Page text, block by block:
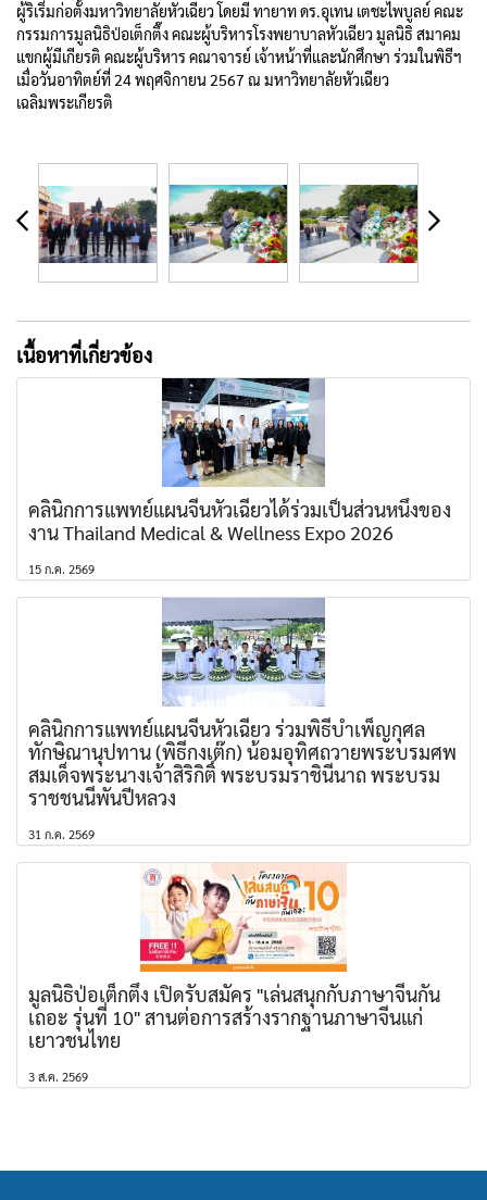
ผู้ริเริ่มก่อตั้งมหาวิทยาลัยหัวเฉียว โดยมี ทายาท ดร.อุเทน เตชะไพบูลย์ คณะ
กรรมการมูลนิธิป่อเต็กตึ๊ง คณะผู้บริหารโรงพยาบาลหัวเฉียว มูลนิธิ สมาคม
แขกผู้มีเกียรติ คณะผู้บริหาร คณาจารย์ เจ้าหน้าที่และนักศึกษา ร่วมในพิธีฯ
เมื่อวันอาทิตย์ที่ 24 พฤศจิกายน 2567 ณ มหาวิทยาลัยหัวเฉียว
เฉลิมพระเกียรติ
เนื้อหาที่เกี่ยวข้อง
คลินิกการแพทย์แผนจีนหัวเฉียวได้ร่วมเป็นส่วนหนึ่งของ
งาน Thailand Medical & Wellness Expo 2026
15 ก.ค. 2569
คลินิกการแพทย์แผนจีนหัวเฉียว ร่วมพิธีบำเพ็ญกุศล
ทักษิณานุปทาน (พิธีกงเต๊ก) น้อมอุทิศถวายพระบรมศพ
สมเด็จพระนางเจ้าสิริกิติ์ พระบรมราชินีนาถ พระบรม
ราชชนนีพันปีหลวง
31 ก.ค. 2569
มูลนิธิป่อเต็กตึ๊ง เปิดรับสมัคร "เล่นสนุกกับภาษาจีนกัน
เถอะ รุ่นที่ 10" สานต่อการสร้างรากฐานภาษาจีนแก่
เยาวชนไทย
3 ส.ค. 2569